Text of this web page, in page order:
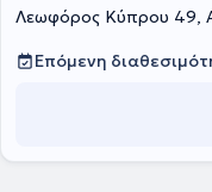
Λεωφόρος Κύπρου 49,
Επόμενη